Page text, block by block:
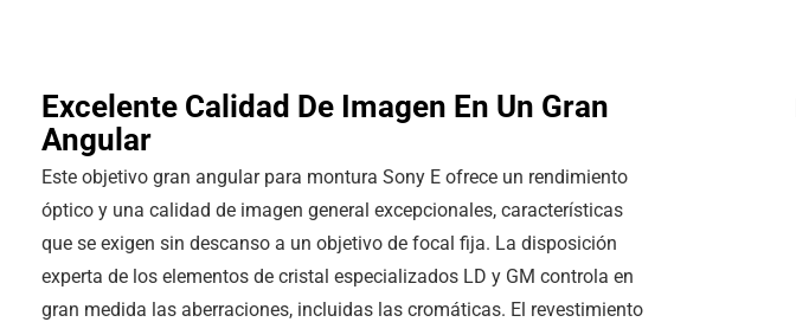
Excelente Calidad De Imagen En Un Gran
Angular
Este objetivo gran angular para montura Sony E ofrece un rendimiento
óptico y una calidad de imagen general excepcionales, características
que se exigen sin descanso a un objetivo de focal fija. La disposición
experta de los elementos de cristal especializados LD y GM controla en
gran medida las aberraciones, incluidas las cromáticas. El revestimiento